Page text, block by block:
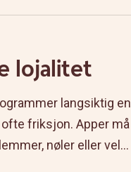
lojalitet
langsiktig
friksjon. Apper
nøler eller vel...